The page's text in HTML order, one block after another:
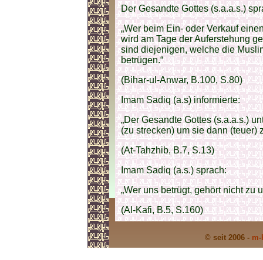
Der Gesandte Gottes (s.a.a.s.)
„Wer beim Ein- oder Verkauf
wird am Tage der Auferstehung
sind diejenigen, welche die
betrügen.“
(Bihar-ul-Anwar, B.100, S.80)
Imam Sadiq (a.s) informierte:
„Der Gesandte Gottes (s.a.a.s.)
(zu strecken) um sie dann (teuer)
(At-Tahzhib, B.7, S.13)
Imam Sadiq (a.s.) sprach:
„Wer uns betrügt, gehört nicht zu
(Al-Kafi, B.5, S.160)
© seit 2006 -